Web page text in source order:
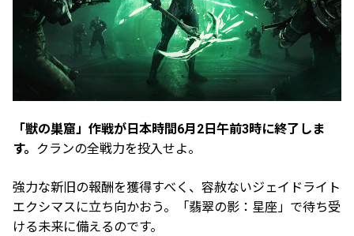
「獣の巣窟」作戦が日本時間6月2日午前3時に終了しま
す。 クランの全戦力を投入せよ。
強力な新旧の報酬を獲得すべく、容赦ないジェイドライト
エクシマスに立ち向かおう。「翡翠の影：星座」で待ち受
ける未来に備えるのです。